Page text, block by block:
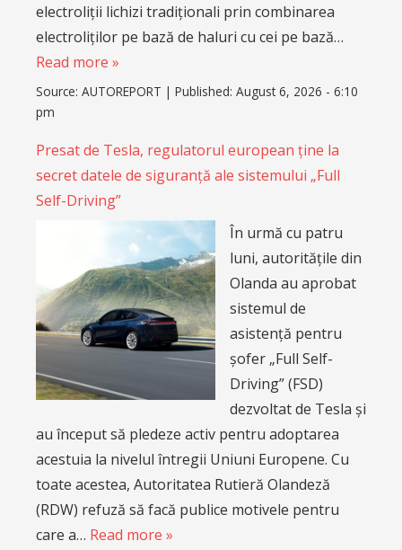
electroliții lichizi tradiționali prin combinarea
electroliților pe bază de haluri cu cei pe bază…
Read more »
Source: AUTOREPORT | Published: August 6, 2026 - 6:10
pm
Presat de Tesla, regulatorul european ține la
secret datele de siguranță ale sistemului „Full
Self-Driving”
În urmă cu patru
luni, autoritățile din
Olanda au aprobat
sistemul de
asistență pentru
șofer „Full Self-
Driving” (FSD)
dezvoltat de Tesla și
au început să pledeze activ pentru adoptarea
acestuia la nivelul întregii Uniuni Europene. Cu
toate acestea, Autoritatea Rutieră Olandeză
(RDW) refuză să facă publice motivele pentru
care a… Read more »